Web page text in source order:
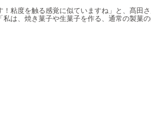
！粘度を触る感覚に似ていますね」と、髙田さ
私は、焼き菓子や生菓子を作る、通常の製菓